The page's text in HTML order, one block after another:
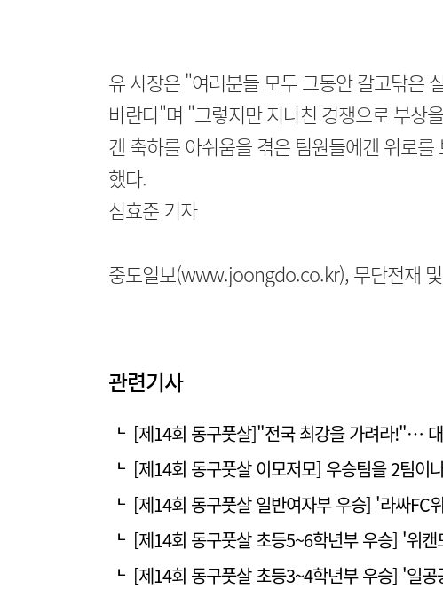
유 사장은 "여러분들 모두 그동안 갈고닦은
바란다"며 "그렇지만 지나친 경쟁으로 부상
겐 축하를 아쉬움을 겪은 팀원들에겐 위로
했다.
심효준 기자
중도일보(www.joongdo.co.kr), 무단전재
관련기사
[제14회 동구풋살]"전국 최강을 가려라!"…
[제14회 동구풋살 이모저모] 우승팀을 2팀이
[제14회 동구풋살 일반여자부 우승] '라싸FC
[제14회 동구풋살 초등5~6학년부 우승] '위
[제14회 동구풋살 초등3~4학년부 우승] '일공